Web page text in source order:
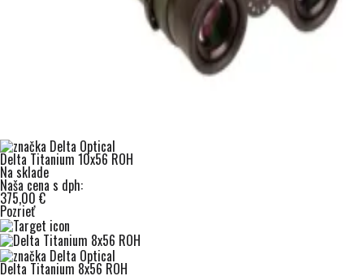
Delta Titanium 10x56 ROH
Na sklade
Naša cena s dph:
375,00 €
Pozrieť
Delta Titanium 8x56 ROH